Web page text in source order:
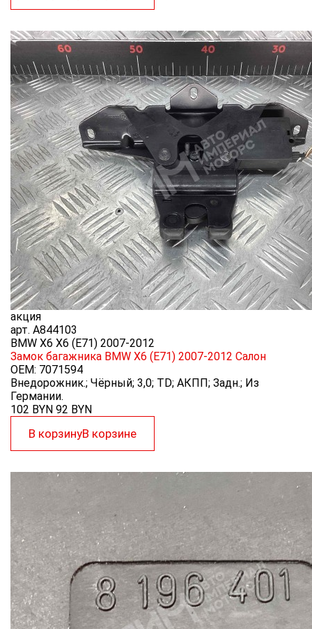
акция
арт. A844103
BMW X6 X6 (E71) 2007-2012
Замок багажника BMW X6 (E71) 2007-2012 Салон
OEM: 7071594
Внедорожник.; Чёрный; 3,0; TD; АКПП; Задн.; Из
Германии.
102 BYN 92 BYN
В корзинуВ корзине